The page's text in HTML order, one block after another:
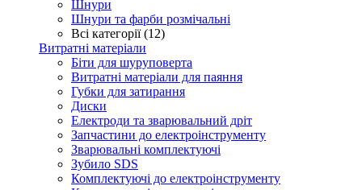
Шнури
Шнури та фарби розмічальні
Всі категорії (12)
Витратні матеріали
Біти для шуруповерта
Витратні матеріали для паяння
Губки для затирання
Диски
Електроди та зварювальний дріт
Запчастини до електроінструменту
Зварювальні комплектуючі
Зубило SDS
Комплектуючі до електроінструменту